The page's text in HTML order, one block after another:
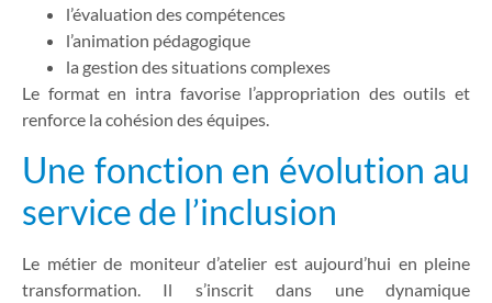
l’évaluation des compétences
l’animation pédagogique
la gestion des situations complexes
Le format en intra favorise l’appropriation des outils et
renforce la cohésion des équipes.
Une fonction en évolution au
service de l’inclusion
Le métier de moniteur d’atelier est aujourd’hui en pleine
transformation. Il s’inscrit dans une dynamique